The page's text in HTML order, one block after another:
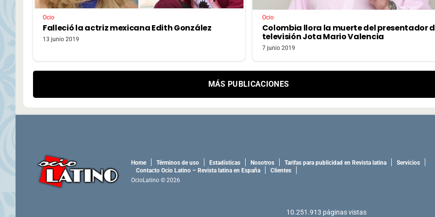
Ocio
Falleció la actriz mexicana Edith González
13 junio 2019
Ocio
Colombia llora la muerte del presentador
televisión Jota Mario Valencia
7 junio 2019
MÁS PUBLICACIONES
Home Términos de uso Estadísticas Nosotros Tarifas para publicidad en Revista latina
Servicios
Contacto Ocio Latino – Revista latina en España
Clientes
OcioLatino © 2026
10.251.913 páginas vistas